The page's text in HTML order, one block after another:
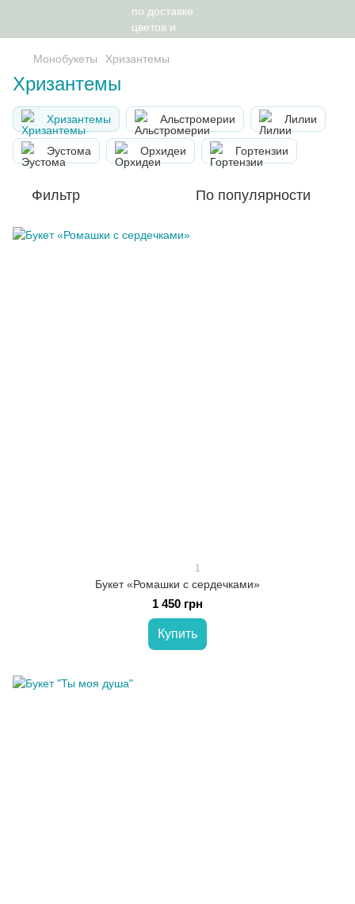
Монобукеты Хризантемы
Хризантемы
Хризантемы Альстромерии Лилии
Эустома Орхидеи Гортензии
Фильтр По популярности
1
Букет «Ромашки с сердечками»
1 450 грн
Купить